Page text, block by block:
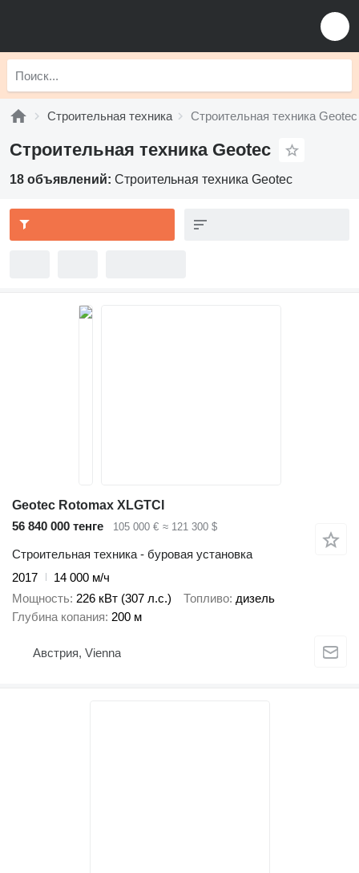
Строительная техника Строительная техника Geotec
Строительная техника Geotec
18 объявлений: Строительная техника Geotec
Geotec Rotomax XLGTCI
56 840 000 тенге
105 000 € ≈ 121 300 $
Строительная техника - буровая установка
2017
14 000 м/ч
Мощность 226 кВт (307 л.с.) Топливо дизель
Глубина копания 200 м
Австрия, Vienna